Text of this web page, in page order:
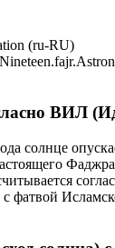
(ru-RU)
ВИЛ
солнце
с фатвой